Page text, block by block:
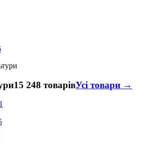
15 248 товарівУсі товари →